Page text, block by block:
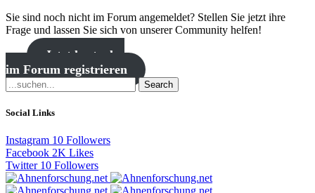
Sie sind noch nicht im Forum angemeldet? Stellen Sie jetzt ihre
Frage und lassen Sie sich von unserer Community helfen!
Jetzt kostenlos
im Forum registrieren
Search
Social Links
Instagram 10 Followers
Facebook 2K Likes
Twitter 10 Followers